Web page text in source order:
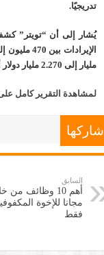
تدريجيًا.
يُشار إلى أن “تويتر”
مليار إلى 2.270 مليار دولار أمريكي.
لمشاهدة التقرير كامل
شاركها
السابق
أهم 10 وظائف من
مجانا للإخوة
فقط